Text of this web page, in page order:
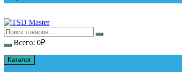
Всего: 0₽
Каталог